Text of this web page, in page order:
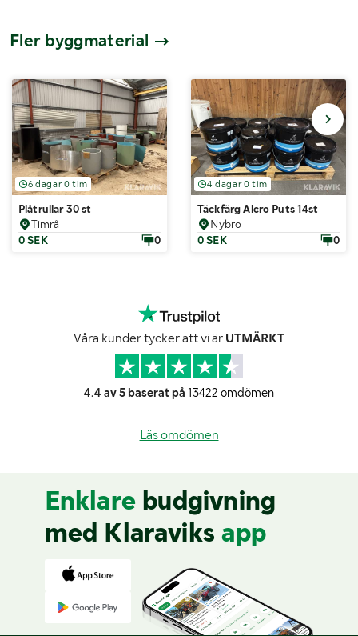
Fler byggmaterial
6 dagar 0 tim
Plåtrullar 30 st
Timrå
0 SEK
0
4 dagar 0 tim
Täckfärg Alcro Puts 14st
Nybro
0 SEK
0
Våra kunder tycker att vi är UTMÄRKT
4.4 av 5 baserat på 13422 omdömen
Läs omdömen
Enklare budgivning
med Klaraviks app